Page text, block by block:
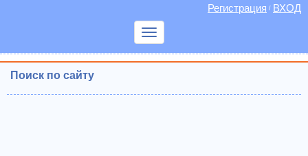
Регистрация / ВХОД
Показать
Поиск по сайту